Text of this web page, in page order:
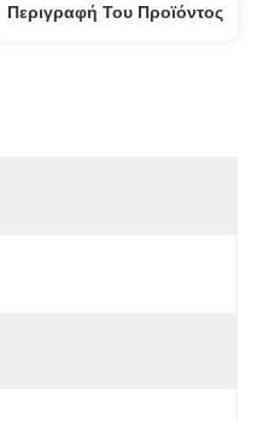
Περιγραφή Του Προϊόντος